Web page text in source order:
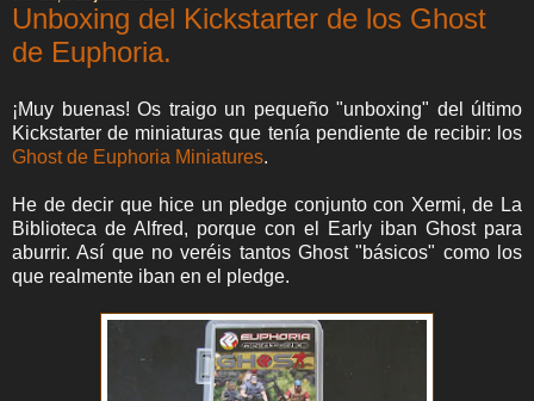
Unboxing del Kickstarter de los Ghost
de Euphoria.
¡Muy buenas! Os traigo un pequeño "unboxing" del último
Kickstarter de miniaturas que tenía pendiente de recibir: los
Ghost de Euphoria Miniatures.
He de decir que hice un pledge conjunto con Xermi, de La
Biblioteca de Alfred, porque con el Early iban Ghost para
aburrir. Así que no veréis tantos Ghost "básicos" como los
que realmente iban en el pledge.